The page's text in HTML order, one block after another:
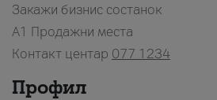
Закажи бизнис состанок
A1 Продажни места
Контакт центар 077 1234
Профил